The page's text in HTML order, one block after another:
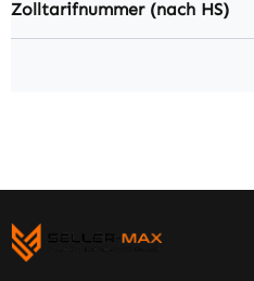
Zolltarifnummer (nach HS)